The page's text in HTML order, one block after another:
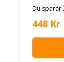
Du sparar
448 Kr